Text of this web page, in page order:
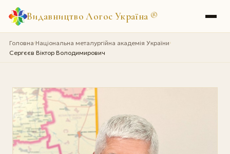
Видавництво Логос Україна ®
Головна›Національна металургійна академія України›
Сергєєв Віктор Володимирович